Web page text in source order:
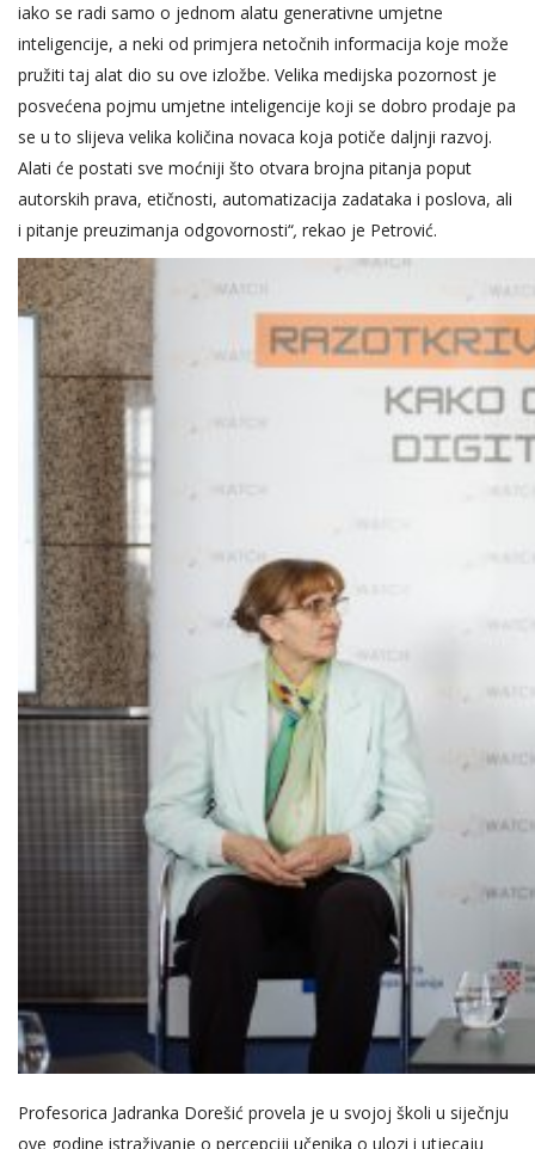
iako se radi samo o jednom alatu generativne umjetne
inteligencije, a neki od primjera netočnih informacija koje može
pružiti taj alat dio su ove izložbe. Velika medijska pozornost je
posvećena pojmu umjetne inteligencije koji se dobro prodaje pa
se u to slijeva velika količina novaca koja potiče daljnji razvoj.
Alati će postati sve moćniji što otvara brojna pitanja poput
autorskih prava, etičnosti, automatizacija zadataka i poslova, ali
i pitanje preuzimanja odgovornosti“, rekao je Petrović.
Profesorica Jadranka Dorešić provela je u svojoj školi u siječnju
ove godine istraživanje o percepciji učenika o ulozi i utjecaju